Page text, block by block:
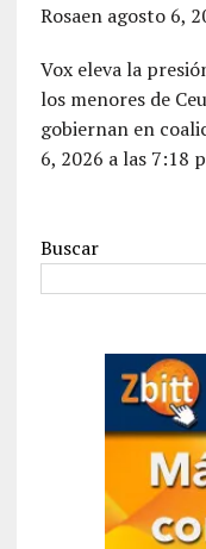
Rosaen agosto 6,
Vox eleva la
los menores de
gobiernan en
6, 2026 a las 7:18
Buscar